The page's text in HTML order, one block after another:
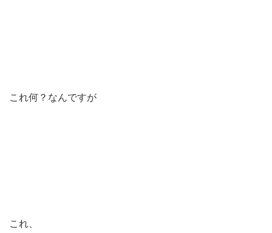
これ何？なんですが
これ、